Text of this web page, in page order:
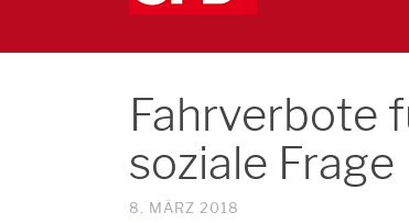
Fahrverbote
soziale Frage
8. MÄRZ 2018